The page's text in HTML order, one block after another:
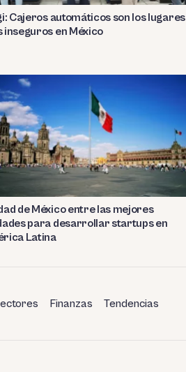
Cajeros automáticos son los lugares
inseguros en México
de México entre las mejores
para desarrollar startups en
Latina
Finanzas Tendencias